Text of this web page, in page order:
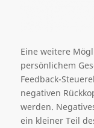
Eine weitere
persönlichem
Feedback-
negativen
werden.
ein kleiner Teil